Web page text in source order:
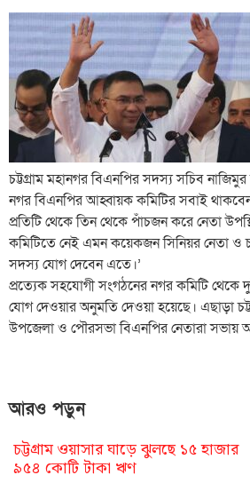
চট্টগ্রাম মহানগর বিএনপির সদস্য সচিব
নগর বিএনপির আহ্বায়ক কমিটির সবাই
প্রতিটি থেকে তিন থেকে পাঁচজন করে নেতা
কমিটিতে নেই এমন কয়েকজন সিনিয়র নেতা ও
সদস্য যোগ দেবেন এতে।’
প্রত্যেক সহযোগী সংগঠনের নগর কমিটি থেকে
যোগ দেওয়ার অনুমতি দেওয়া হয়েছে। এছাড়া
উপজেলা ও পৌরসভা বিএনপির নেতারা সভায়
আরও পড়ুন
চট্টগ্রাম ওয়াসার ঘাড়ে ঝুলছে ১৫ হাজার
৯৫৪ কোটি টাকা ঋণ